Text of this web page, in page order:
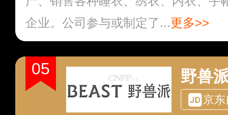
企业。公司参与或制定了...更多>>
05 野兽
京